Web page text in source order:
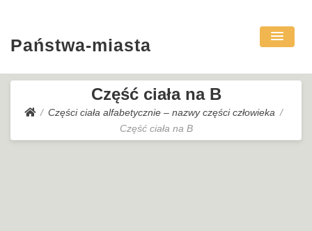
Państwa-miasta
Część ciała na B
Części ciała alfabetycznie – nazwy części człowieka
Część ciała na B